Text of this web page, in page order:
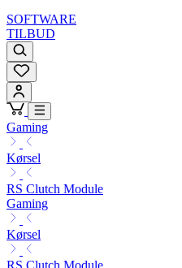
SOFTWARE
TILBUD
Gaming
Kørsel
RS Clutch Module
Gaming
Kørsel